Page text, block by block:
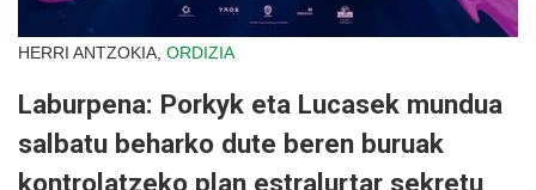
HERRI ANTZOKIA, ORDIZIA
Laburpena: Porkyk eta Lucasek mundua
salbatu beharko dute beren buruak
kontrolatzeko plan estralurtar sekretu